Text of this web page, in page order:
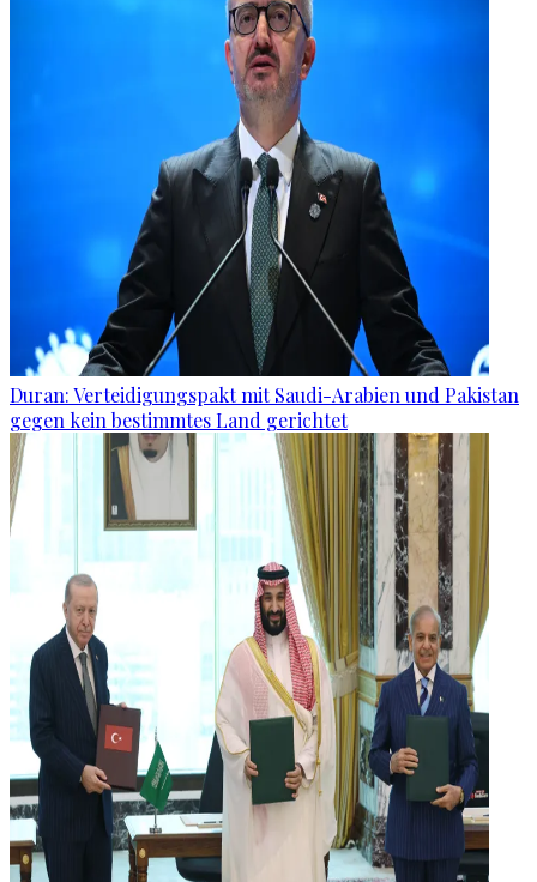
Duran: Verteidigungspakt mit Saudi-Arabien und Pakistan
gegen kein bestimmtes Land gerichtet